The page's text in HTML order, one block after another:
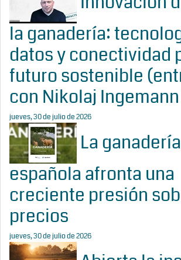
la ganadería:
datos y conectividad
futuro sostenible
con Nikolaj
jueves, 30 de julio de 2026
La ganadería
española afronta una
creciente presión
precios
jueves, 30 de julio de 2026